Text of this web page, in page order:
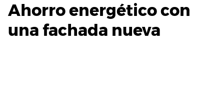
Ahorro energético con
una fachada nueva